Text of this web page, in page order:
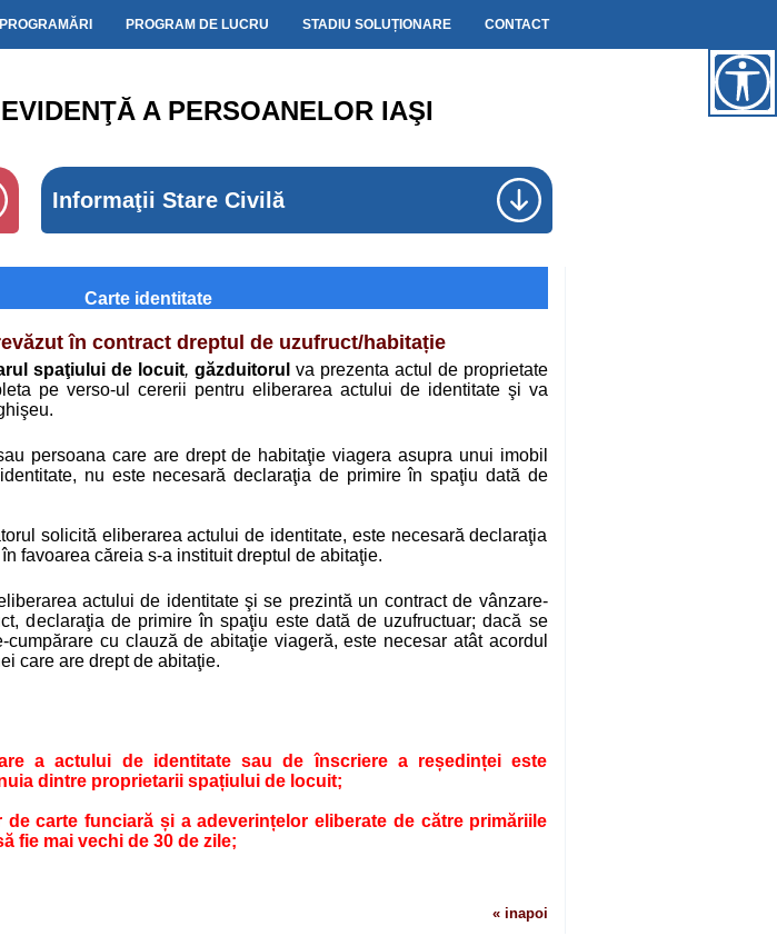
PROGRAMĂRI PROGRAM DE LUCRU STADIU SOLUȚIONARE CONTACT
A PERSOANELOR IAŞI
Informaţii Stare Civilă
Carte identitate
în contract dreptul de uzufruct/habitație
spaţiului de locuit, găzduitorul va prezenta actul de proprietate
pe verso-ul cererii pentru eliberarea actului de identitate şi va
persoana care are drept de habitaţie viagera asupra unui imobil
nu este necesară declaraţia de primire în spaţiu dată de
solicită eliberarea actului de identitate, este necesară declaraţia
favoarea căreia s-a instituit dreptul de abitaţie.
actului de identitate şi se prezintă un contract de vânzare-
declaraţia de primire în spaţiu este dată de uzufructuar; dacă se
cumpărare cu clauză de abitaţie viageră, este necesar atât acordul
care are drept de abitaţie.
a actului de identitate sau de înscriere a reședinței este
dintre proprietarii spațiului de locuit;
de carte funciară și a adeverințelor eliberate de către primăriile
fie mai vechi de 30 de zile;
« inapoi